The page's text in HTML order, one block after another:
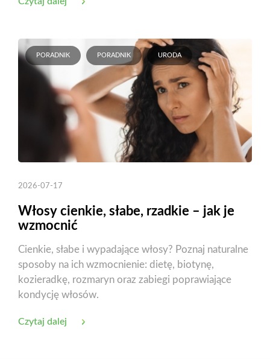
PORADNIK PORADNIK URODA
2026-07-17
Włosy cienkie, słabe, rzadkie – jak je
wzmocnić
Cienkie, słabe i wypadające włosy? Poznaj naturalne
sposoby na ich wzmocnienie: dietę, biotynę,
kozieradkę, rozmaryn oraz zabiegi poprawiające
kondycję włosów.
Czytaj dalej